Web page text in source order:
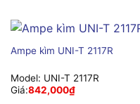
Ampe kìm UNI-T 2117R
Model: UNI-T 2117R
Giá:842,000₫